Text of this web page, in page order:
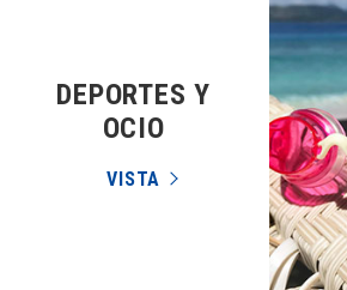
DEPORTES Y
OCIO
VISTA